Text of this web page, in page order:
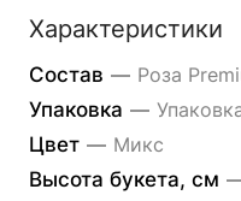
Характеристики
Состав — Роза
Упаковка —
Цвет — Микс
Высота букета, см